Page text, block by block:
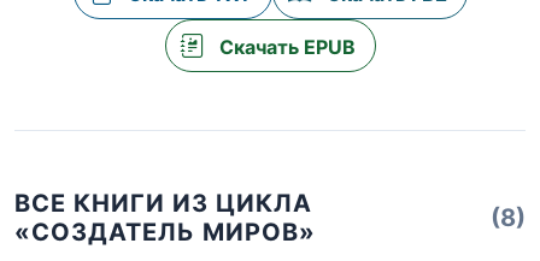
Скачать EPUB
ВСЕ КНИГИ ИЗ ЦИКЛА
«СОЗДАТЕЛЬ МИРОВ»
(8)